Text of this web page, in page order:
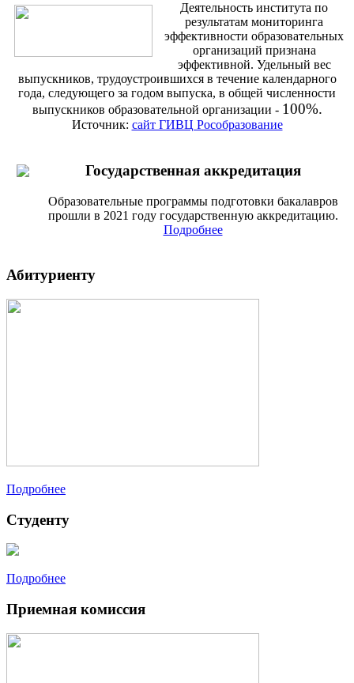
Деятельность института по
результатам мониторинга
эффективности образовательных
организаций признана
эффективной. Удельный вес
выпускников, трудоустроившихся в течение календарного
года, следующего за годом выпуска, в общей численности
выпускников образовательной организации - 100%.
Источник: сайт ГИВЦ Рособразование
Государственная аккредитация
Образовательные программы подготовки бакалавров
прошли в 2021 году государственную аккредитацию.
Подробнее
Абитуриенту
Подробнее
Студенту
Подробнее
Приемная комиссия